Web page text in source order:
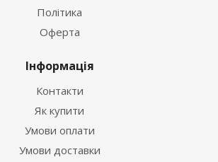
Політика
Оферта
Інформація
Контакти
Як купити
Умови оплати
Умови доставки